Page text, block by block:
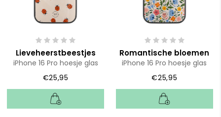
Lieveheerstbeestjes
iPhone 16 Pro hoesje glas
€25,95
Romantische bloemen
iPhone 16 Pro hoesje glas
€25,95